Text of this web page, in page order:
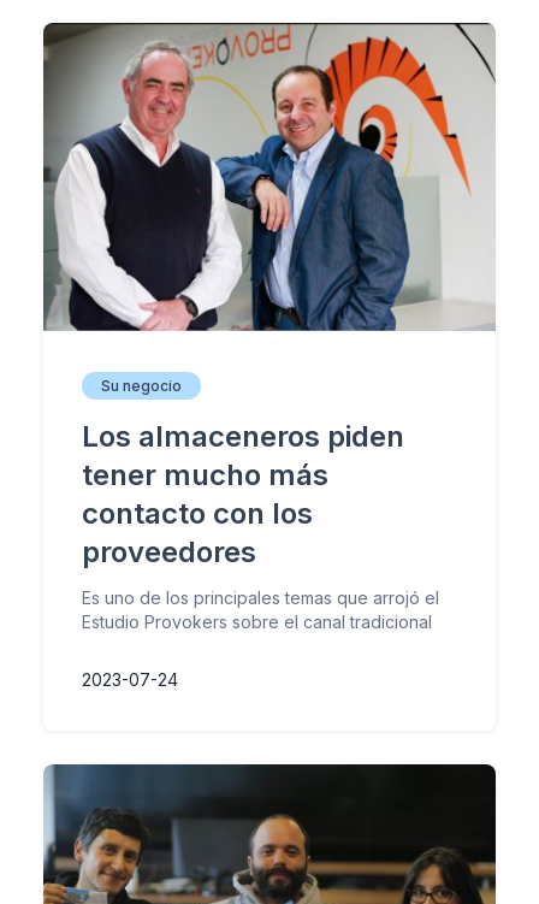
Su negocio
Los almaceneros piden
tener mucho más
contacto con los
proveedores
Es uno de los principales temas que arrojó el
Estudio Provokers sobre el canal tradicional
2023-07-24